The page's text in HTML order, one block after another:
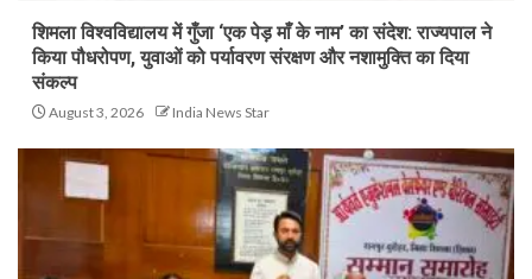
शिमला विश्वविद्यालय में गुँजा ‘एक पेड़ माँ के नाम’ का संदेश: राज्यपाल ने
किया पौधरोपण, युवाओं को पर्यावरण संरक्षण और नशामुक्ति का दिया
संकल्प
August 3, 2026 India News Star